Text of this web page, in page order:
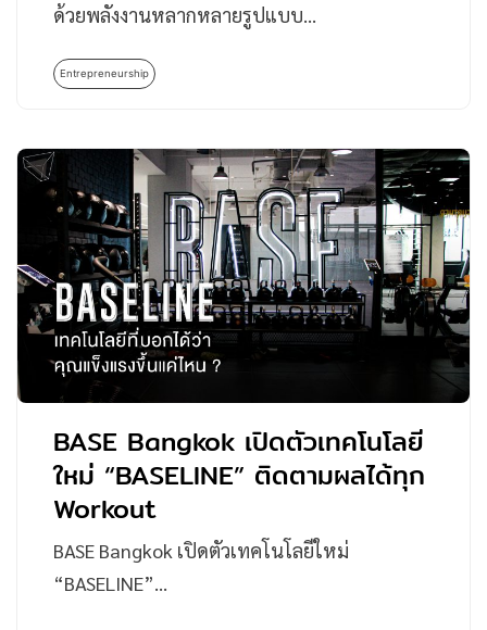
ด้วยพลังงานหลากหลายรูปแบบ…
Entrepreneurship
BASE Bangkok เปิดตัวเทคโนโลยี
ใหม่ “BASELINE” ติดตามผลได้ทุก
Workout
BASE Bangkok เปิดตัวเทคโนโลยีใหม่
“BASELINE”…